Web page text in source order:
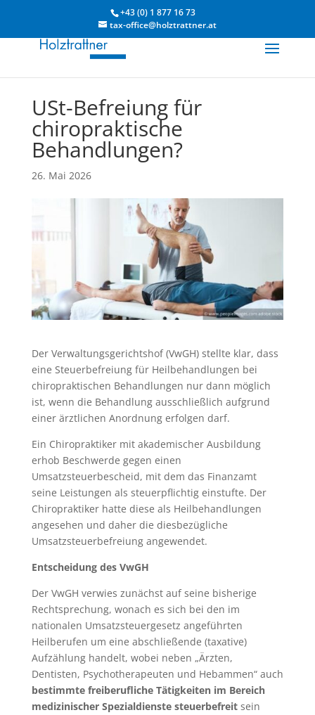
+43 (0) 1 877 16 73
tax-office@holztrattner.at
USt-Befreiung für
chiropraktische
Behandlungen?
26. Mai 2026
Der Verwaltungsgerichtshof (VwGH) stellte klar, dass
eine Steuerbefreiung für Heilbehandlungen bei
chiropraktischen Behandlungen nur dann möglich
ist, wenn die Behandlung ausschließlich aufgrund
einer ärztlichen Anordnung erfolgen darf.
Ein Chiropraktiker mit akademischer Ausbildung
erhob Beschwerde gegen einen
Umsatzsteuerbescheid, mit dem das Finanzamt
seine Leistungen als steuerpflichtig einstufte. Der
Chiropraktiker hatte diese als Heilbehandlungen
angesehen und daher die diesbezügliche
Umsatzsteuerbefreiung angewendet.
Entscheidung des VwGH
Der VwGH verwies zunächst auf seine bisherige
Rechtsprechung, wonach es sich bei den im
nationalen Umsatzsteuergesetz angeführten
Heilberufen um eine abschließende (taxative)
Aufzählung handelt, wobei neben „Ärzten,
Dentisten, Psychotherapeuten und Hebammen“ auch
bestimmte freiberufliche Tätigkeiten im Bereich
medizinischer Spezialdienste steuerbefreitsein